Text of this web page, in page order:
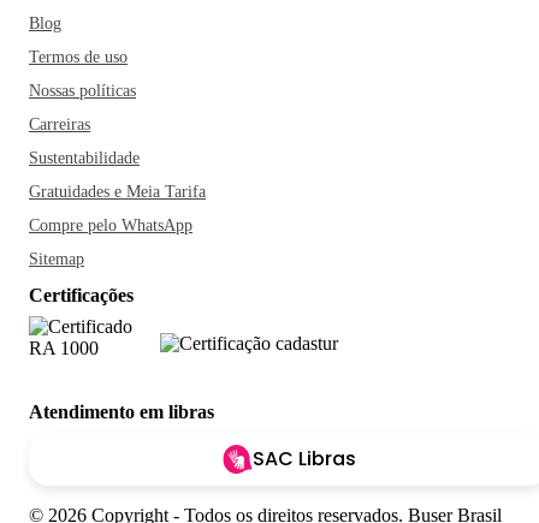
Blog
Termos de uso
Nossas políticas
Carreiras
Sustentabilidade
Gratuidades e Meia Tarifa
Compre pelo WhatsApp
Sitemap
Certificações
Atendimento em libras
SAC Libras
© 2026 Copyright - Todos os direitos reservados. Buser Brasil